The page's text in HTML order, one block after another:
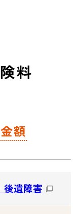
、交渉
ねられ
いもら
料
額
後遺障害